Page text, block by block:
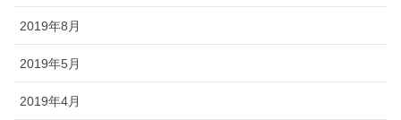
2019年8月
2019年5月
2019年4月